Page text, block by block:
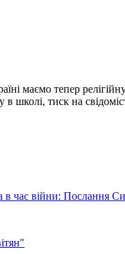
маємо тепер
школі, тиск на
в час війни: Послання